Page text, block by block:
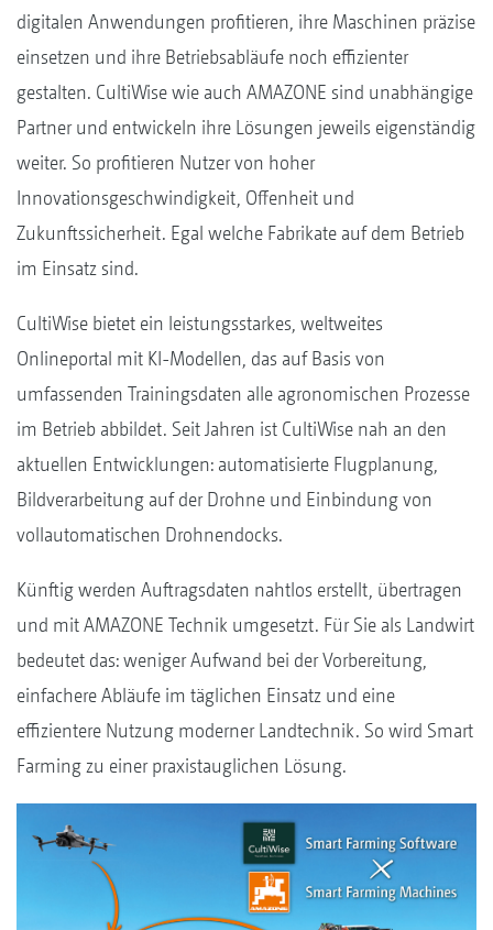
digitalen Anwendungen profitieren, ihre Maschinen präzise
einsetzen und ihre Betriebsabläufe noch effizienter
gestalten. CultiWise wie auch AMAZONE sind unabhängige
Partner und entwickeln ihre Lösungen jeweils eigenständig
weiter. So profitieren Nutzer von hoher
Innovationsgeschwindigkeit, Offenheit und
Zukunftssicherheit. Egal welche Fabrikate auf dem Betrieb
im Einsatz sind.
CultiWise bietet ein leistungsstarkes, weltweites
Onlineportal mit KI-Modellen, das auf Basis von
umfassenden Trainingsdaten alle agronomischen Prozesse
im Betrieb abbildet. Seit Jahren ist CultiWise nah an den
aktuellen Entwicklungen: automatisierte Flugplanung,
Bildverarbeitung auf der Drohne und Einbindung von
vollautomatischen Drohnendocks.
Künftig werden Auftragsdaten nahtlos erstellt, übertragen
und mit AMAZONE Technik umgesetzt. Für Sie als Landwirt
bedeutet das: weniger Aufwand bei der Vorbereitung,
einfachere Abläufe im täglichen Einsatz und eine
effizientere Nutzung moderner Landtechnik. So wird Smart
Farming zu einer praxistauglichen Lösung.